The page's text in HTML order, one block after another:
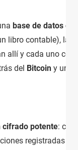
base de datos
contable), las
allí y cada uno
del Bitcoin y una
cifrado potente:
registradas